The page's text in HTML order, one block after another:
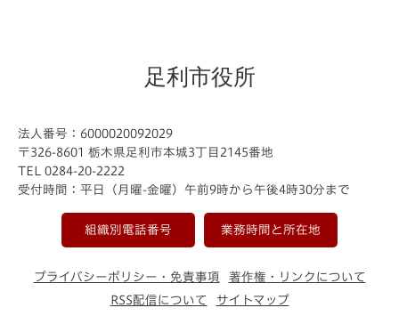
足利市役所
法人番号：6000020092029
〒326-8601 栃木県足利市本城3丁目2145番地
TEL 0284-20-2222
受付時間：平日（月曜-金曜）午前9時から午後4時30分まで
組織別電話番号 業務時間と所在地
プライバシーポリシー・免責事項
著作権・リンクについて
RSS配信について
サイトマップ